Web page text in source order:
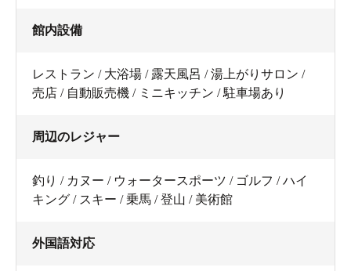
館内設備
レストラン / 大浴場 / 露天風呂 / 湯上がりサロン /
売店 / 自動販売機 / ミニキッチン / 駐車場あり
周辺のレジャー
釣り / カヌー / ウォータースポーツ / ゴルフ / ハイ
キング / スキー / 乗馬 / 登山 / 美術館
外国語対応